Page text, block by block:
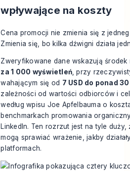
wpływające na koszty
Cena promocji nie zmienia się z
Zmienia się, bo kilka dźwigni działa
Zweryfikowane dane wskazują
za 1 000 wyświetleń , przy
wahającym się od 7 USD do ponad 30
zależności od wartości odbiorców i
według wpisu Joe Apfelbauma o
benchmarkach promowania
LinkedIn. Ten rozrzut jest na tyle duży,
mogą sprawiać wrażenie, jakby
platformach.